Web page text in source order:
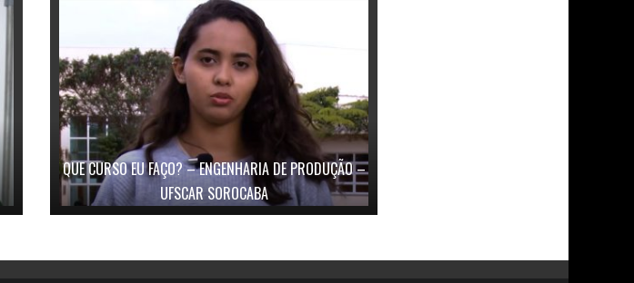
QUE CURSO EU FAÇO? – ENGENHARIA DE PRODUÇÃO –
UFSCAR SOROCABA